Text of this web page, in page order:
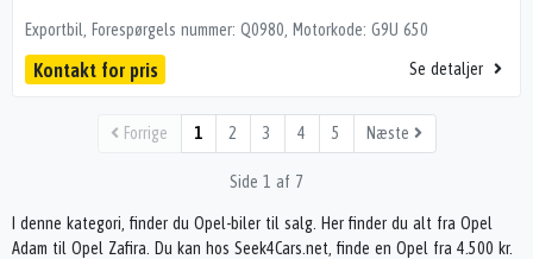
Exportbil, Forespørgels nummer: Q0980, Motorkode: G9U 650
Kontakt for pris Se detaljer
Forrige 1 2 3 4 5 Næste
Side 1 af 7
I denne kategori, finder du Opel-biler til salg. Her finder du alt fra Opel
Adam til Opel Zafira. Du kan hos Seek4Cars.net, finde en Opel fra 4.500 kr.